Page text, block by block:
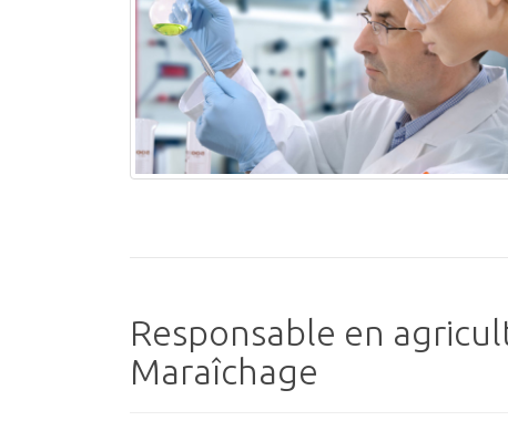
Responsable en
Maraîchage